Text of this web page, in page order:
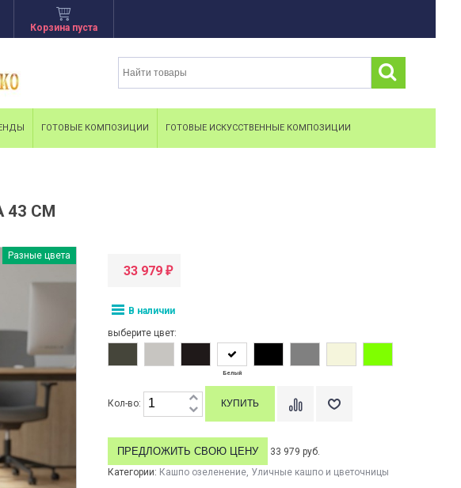
Корзина пуста
ГОТОВЫЕ КОМПОЗИЦИИ ГОТОВЫЕ ИСКУССТВЕННЫЕ КОМПОЗИЦИИ
43 СМ
Разные цвета
33 979 ₽
В наличии
выберите цвет:
Белый
Кол-во:
ПРЕДЛОЖИТЬ СВОЮ ЦЕНУ
33 979 руб.
Категории: Кашпо озеленение, Уличные кашпо и цветочницы